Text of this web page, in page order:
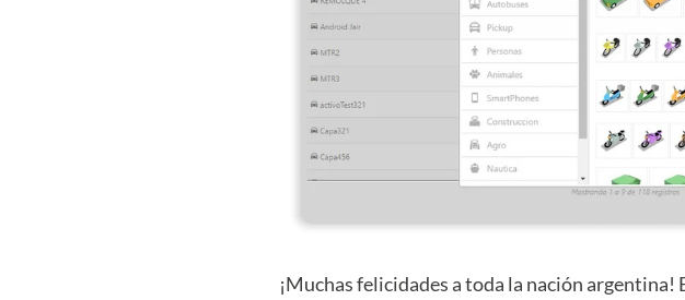
¡Muchas felicidades a toda la nación